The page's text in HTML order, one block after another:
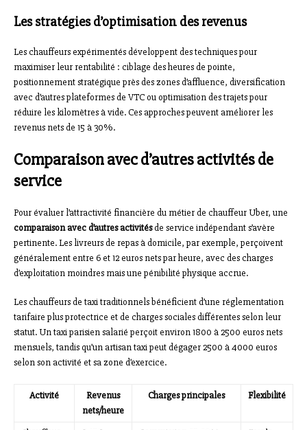
Les stratégies d’optimisation des revenus
Les chauffeurs expérimentés développent des techniques pour
maximiser leur rentabilité : ciblage des heures de pointe,
positionnement stratégique près des zones d’affluence, diversification
avec d’autres plateformes de VTC ou optimisation des trajets pour
réduire les kilomètres à vide. Ces approches peuvent améliorer les
revenus nets de 15 à 30%.
Comparaison avec d’autres activités de
service
Pour évaluer l’attractivité financière du métier de chauffeur Uber, une
comparaison avec d’autres activitésde service indépendant s’avère
pertinente. Les livreurs de repas à domicile, par exemple, perçoivent
généralement entre 6 et 12 euros nets par heure, avec des charges
d’exploitation moindres mais une pénibilité physique accrue.
Les chauffeurs de taxi traditionnels bénéficient d’une réglementation
tarifaire plus protectrice et de charges sociales différentes selon leur
statut. Un taxi parisien salarié perçoit environ 1800 à 2500 euros nets
mensuels, tandis qu’un artisan taxi peut dégager 2500 à 4000 euros
selon son activité et sa zone d’exercice.
Activité
Revenus
nets/heure
Charges principales Flexibilité